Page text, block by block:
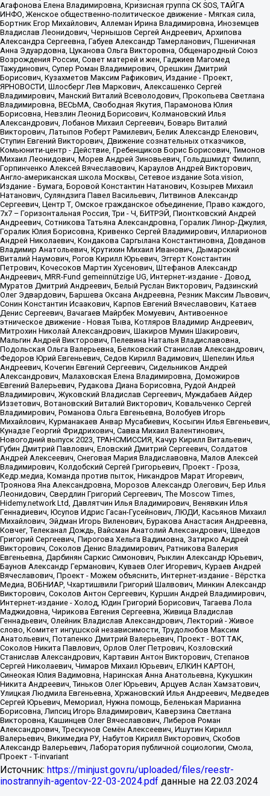
Источник: https://minjust.gov.ru/uploaded/files/reestr-
inostrannyih-agentov-22-03-2024.pdf данные на 22.03.2024